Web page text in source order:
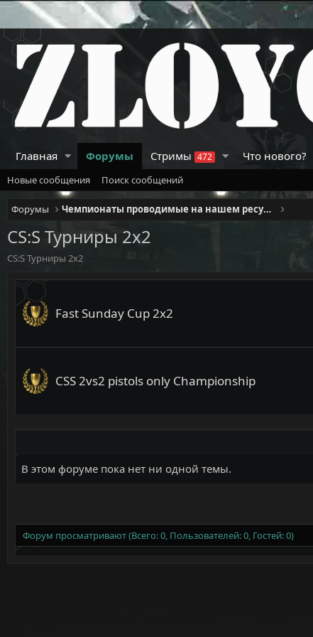
Главная Форумы Стримы 472 Что нового?
Новые сообщения Поиск сообщений
Форумы Чемпионаты проводимые на нашем ресурсе
CS:S Турниры 2x2
CS:S Турниры 2x2
Fast Sunday Cup 2х2
CSS 2vs2 pistols only Championship
В этом форуме пока нет ни одной темы.
Форум просматривают (Всего: 0, Пользователей: 0, Гостей: 0)